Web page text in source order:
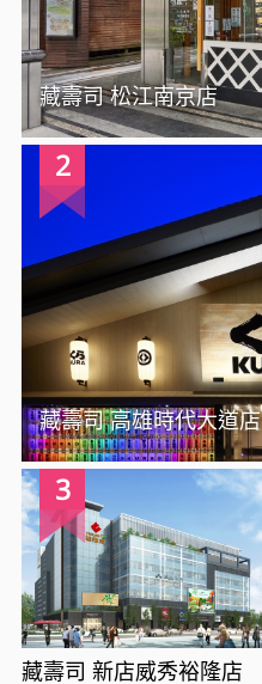
藏壽司 松江南京店
2
藏壽司 高雄時代大道店
3
藏壽司 新店威秀裕隆店